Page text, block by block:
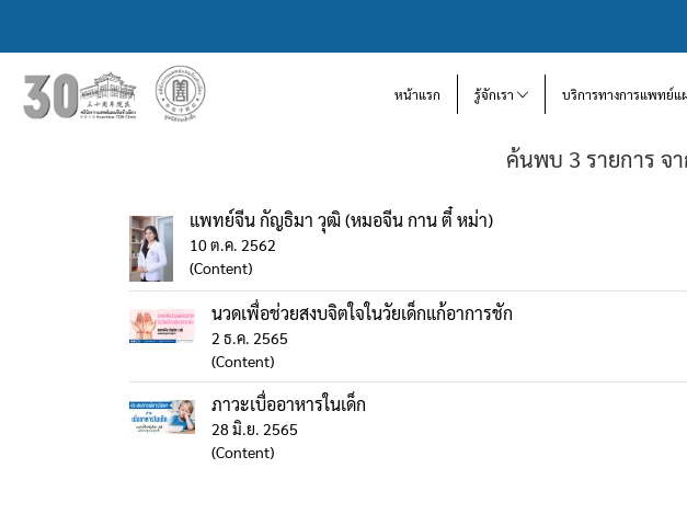
หน้าแรก รู้จักเรา บริการทางการแพทย์
ค้นพบ 3 รายการ จ
แพทย์จีน กัญธิมา วุฒิ (หมอจีน กาน ตี๋ หม่า)
10 ต.ค. 2562
(Content)
นวดเพื่อช่วยสงบจิตใจในวัยเด็กแก้อาการชัก
2 ธ.ค. 2565
(Content)
ภาวะเบื่ออาหารในเด็ก
28 มิ.ย. 2565
(Content)